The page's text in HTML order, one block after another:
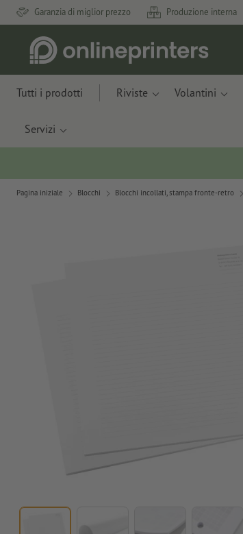
Garanzia di miglior prezzo Produzione interna
Tutti i prodotti Riviste Volantini
Servizi
Pagina iniziale Blocchi Blocchi incollati, stampa fronte-retro